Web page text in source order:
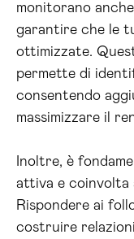
monitorano
garantire che le
ottimizzate.
permette di
consentendo
massimizzare il
Inoltre, è
attiva e coinvolta
Rispondere ai
costruire